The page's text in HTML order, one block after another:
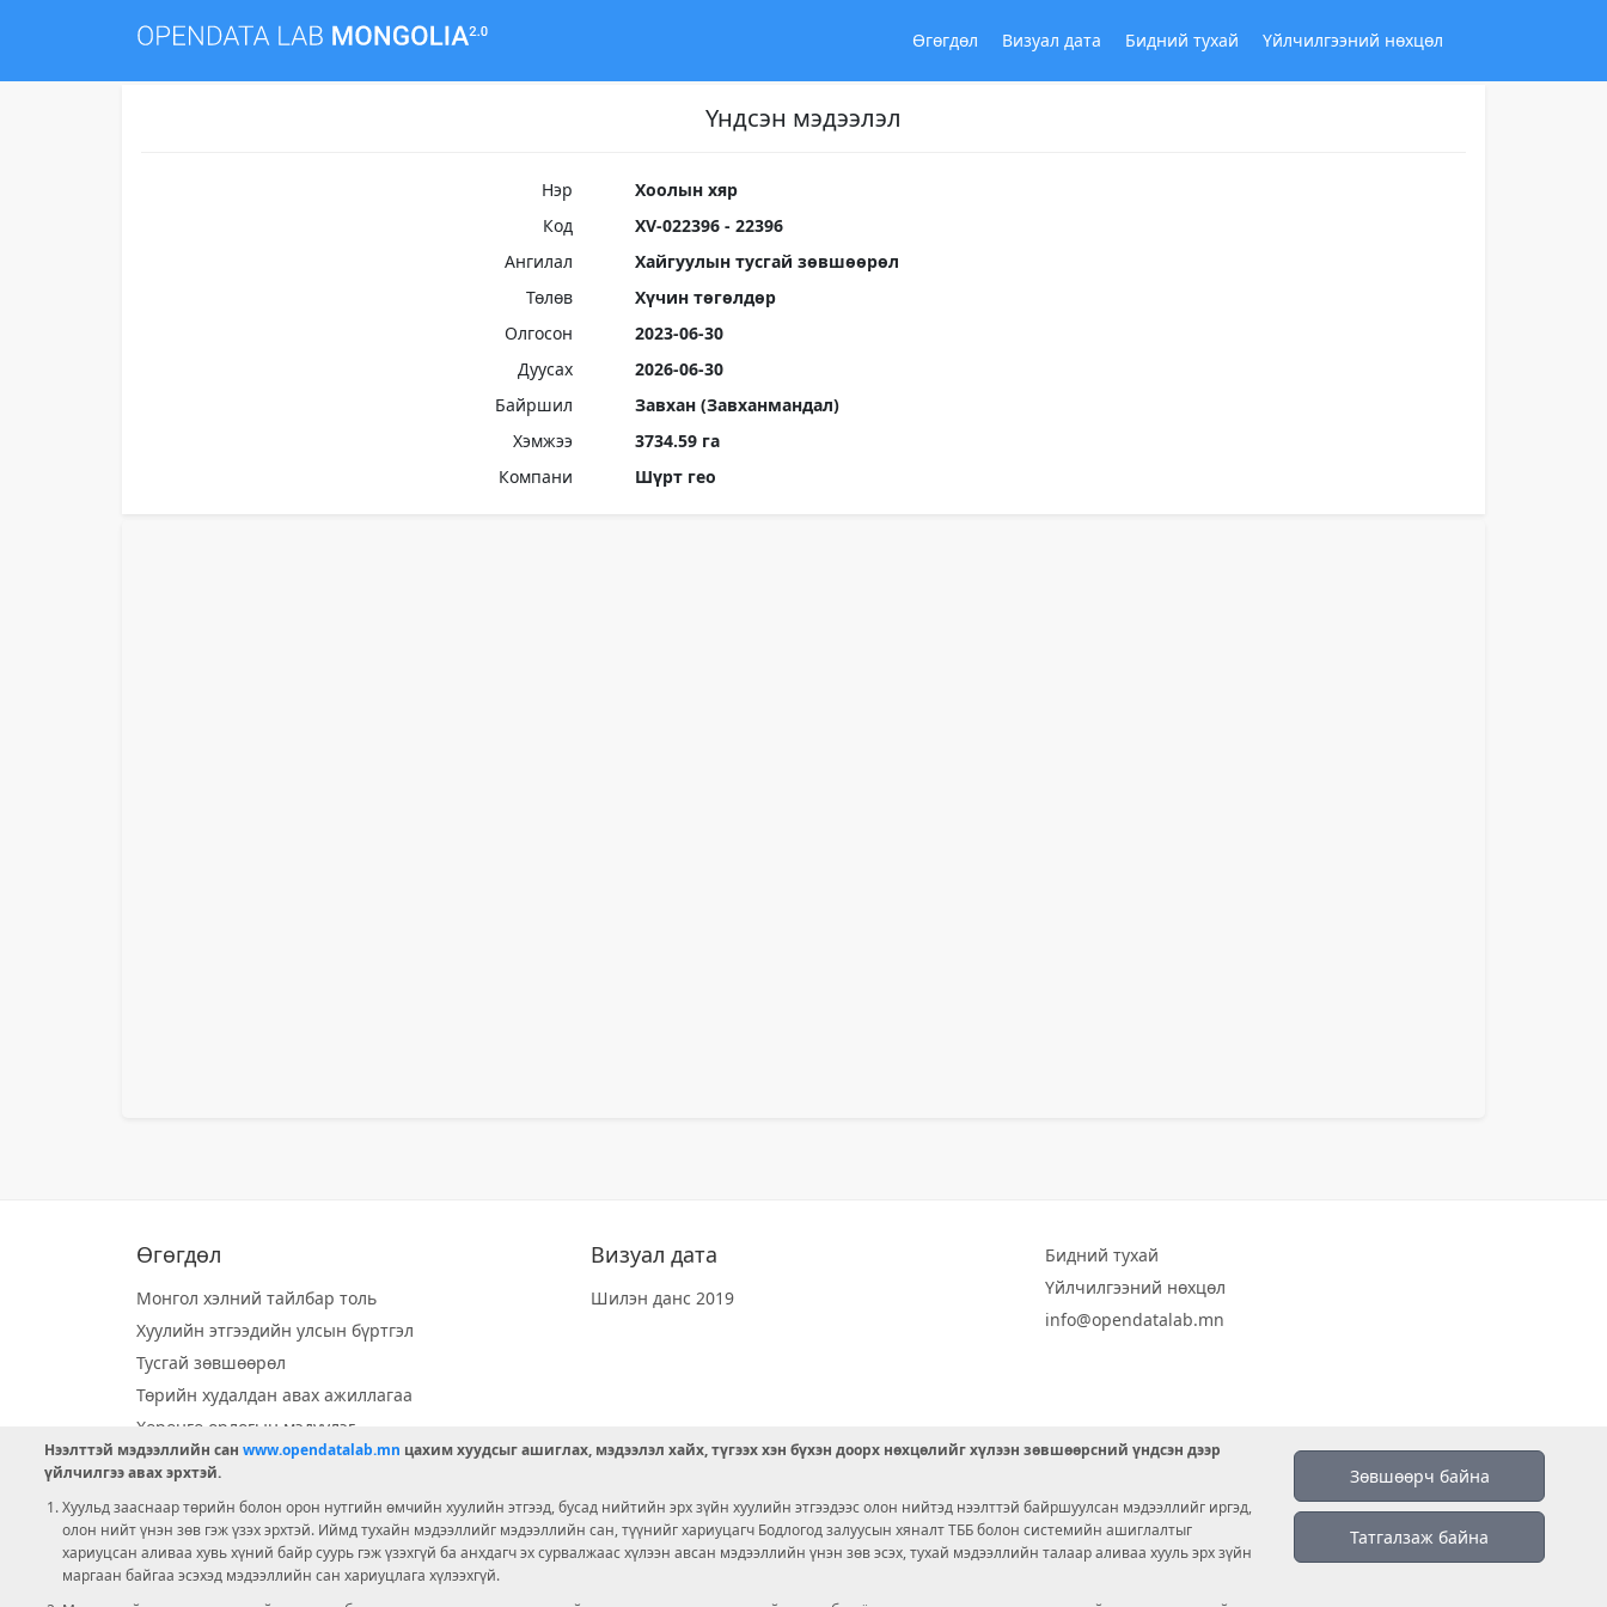
Өгөгдөл Визуал дата Бидний тухай Үйлчилгээний нөхцөл
Үндсэн мэдээлэл
Нэр
Хоолын хяр
Код
XV-022396 - 22396
Ангилал
Хайгуулын тусгай зөвшөөрөл
Төлөв
Хүчин төгөлдөр
Олгосон
2023-06-30
Дуусах
2026-06-30
Байршил
Завхан (Завханмандал)
Хэмжээ
3734.59 га
Компани
Шүрт гео
Өгөгдөл
Монгол хэлний тайлбар толь
Хуулийн этгээдийн улсын бүртгэл
Тусгай зөвшөөрөл
Төрийн худалдан авах ажиллагаа
Хөрөнгө орлогын мэдүүлэг
Орон нутгийн хөгжлийн сан
Ээлжит сонгууль
Ашигт малтмал тусгай зөвшөөрөл
Визуал дата
Шилэн данс 2019
Бидний тухай
Үйлчилгээний нөхцөл
info@opendatalab.mn
Зөвшөөрч байна
Татгалзаж байна
Нээлттэй мэдээллийн сан www.opendatalab.mn цахим хуудсыг ашиглах, мэдээлэл хайх, түгээх хэн бүхэн доорх нөхцөлийг хүлээн зөвшөөрсний үндсэн дээр
үйлчилгээ авах эрхтэй.
Хуульд зааснаар төрийн болон орон нутгийн өмчийн хуулийн этгээд, бусад нийтийн эрх зүйн хуулийн этгээдээс олон нийтэд нээлттэй байршуулсан мэдээллийг иргэд,
олон нийт үнэн зөв гэж үзэх эрхтэй. Иймд тухайн мэдээллийг мэдээллийн сан, түүнийг хариуцагч Бодлогод залуусын хяналт ТББ болон системийн ашиглалтыг
хариуцсан аливаа хувь хүний байр суурь гэж үзэхгүй ба анхдагч эх сурвалжаас хүлээн авсан мэдээллийн үнэн зөв эсэх, тухай мэдээллийн талаар аливаа хууль эрх зүйн
маргаан байгаа эсэхэд мэдээллийн сан хариуцлага хүлээхгүй.